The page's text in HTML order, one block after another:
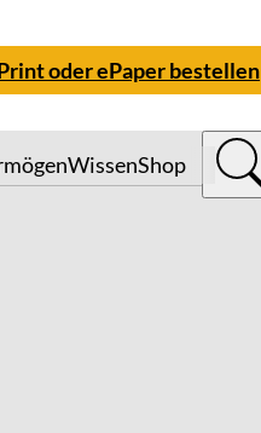
oder ePaper bestellen
WissenShop